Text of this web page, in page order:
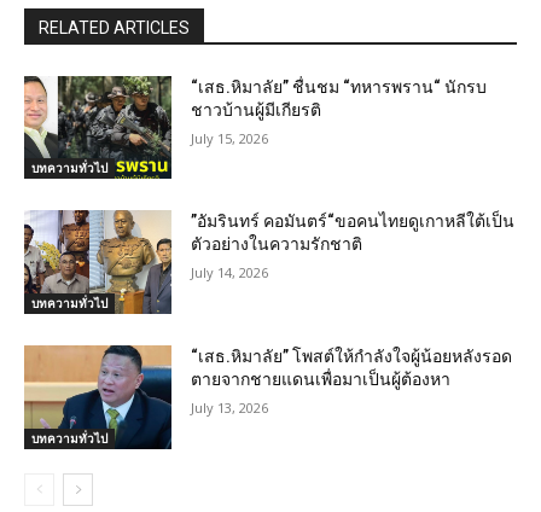
RELATED ARTICLES
บทความทั่วไป
“เสธ.หิมาลัย” ชื่นชม “ทหารพราน“ นักรบ
ชาวบ้านผู้มีเกียรติ
July 15, 2026
บทความทั่วไป
”อัมรินทร์ คอมันตร์“ขอคนไทยดูเกาหลีใต้เป็น
ตัวอย่างในความรักชาติ
July 14, 2026
บทความทั่วไป
“เสธ.หิมาลัย” โพสต์ให้กำลังใจผู้น้อยหลังรอด
ตายจากชายแดนเพื่อมาเป็นผู้ต้องหา
July 13, 2026